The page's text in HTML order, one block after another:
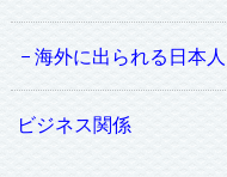
海外に出られる日本人
ビジネス関係